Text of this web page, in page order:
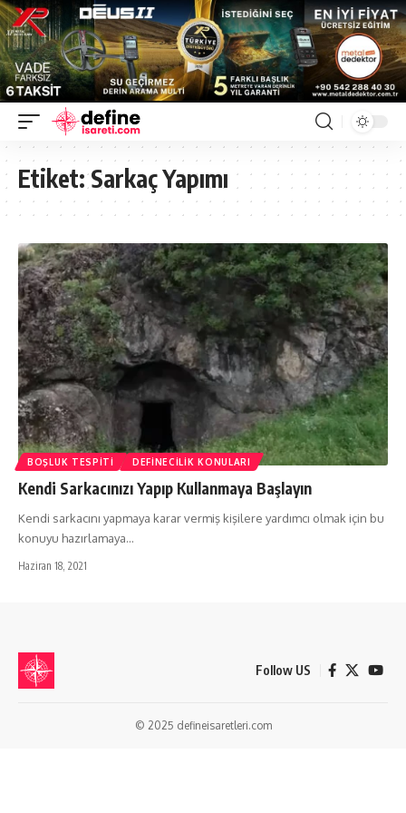
Etiket:Sarkaç Yapımı
BOŞLUK TESPITI DEFINECILIK KONULARI
Kendi Sarkacınızı Yapıp Kullanmaya Başlayın
Kendi sarkacını yapmaya karar vermiş kişilere yardımcı olmak için bu
konuyu hazırlamaya…
Haziran 18, 2021
Follow US
© 2025 defineisaretleri.com